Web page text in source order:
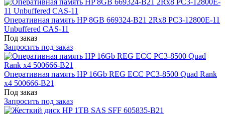
Оперативная память HP 8GB 669324-B21 2Rx8 PC3-12800E-11
Unbuffered CAS-11
Под заказ
Запросить под заказ
Оперативная память HP 16Gb REG ECC PC3-8500 Quad Rank
x4 500666-B21
Под заказ
Запросить под заказ